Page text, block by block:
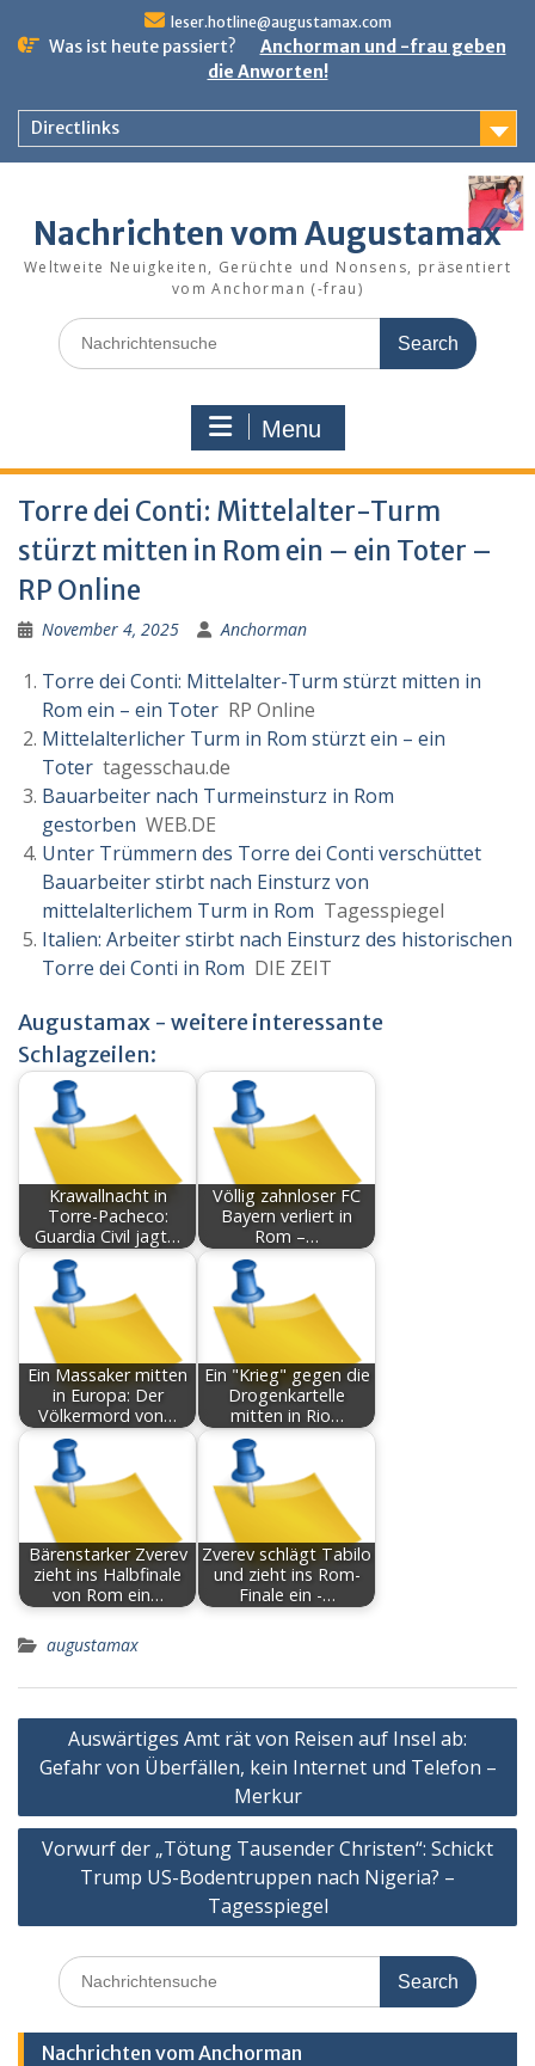
leser.hotline@augustamax.com
Was ist heute passiert?
Anchorman und -frau geben
die Anworten!
Directlinks
Nachrichten vom Augustamax
Weltweite Neuigkeiten, Gerüchte und Nonsens, präsentiert
vom Anchorman (-frau)
Search
for:
Menu
Torre dei Conti: Mittelalter-Turm
stürzt mitten in Rom ein – ein Toter –
RP Online
November 4, 2025 Anchorman
Torre dei Conti: Mittelalter-Turm stürzt mitten in
Rom ein – ein Toter RP Online
Mittelalterlicher Turm in Rom stürzt ein – ein
Toter tagesschau.de
Bauarbeiter nach Turmeinsturz in Rom
gestorben WEB.DE
Unter Trümmern des Torre dei Conti verschüttet
Bauarbeiter stirbt nach Einsturz von
mittelalterlichem Turm in Rom Tagesspiegel
Italien: Arbeiter stirbt nach Einsturz des historischen
Torre dei Conti in Rom DIE ZEIT
Augustamax - weitere interessante
Schlagzeilen:
Krawallnacht in
Torre-Pacheco:
Guardia Civil jagt…
Völlig zahnloser FC
Bayern verliert in
Rom –…
Ein Massaker mitten
in Europa: Der
Völkermord von…
Ein "Krieg" gegen die
Drogenkartelle
mitten in Rio…
Bärenstarker Zverev
zieht ins Halbfinale
von Rom ein…
Zverev schlägt Tabilo
und zieht ins Rom-
Finale ein -…
augustamax
Post
navigation
Auswärtiges Amt rät von Reisen auf Insel ab:
Gefahr von Überfällen, kein Internet und Telefon –
Merkur
Vorwurf der „Tötung Tausender Christen“: Schickt
Trump US-Bodentruppen nach Nigeria? –
Tagesspiegel
Search
for:
Nachrichten vom Anchorman